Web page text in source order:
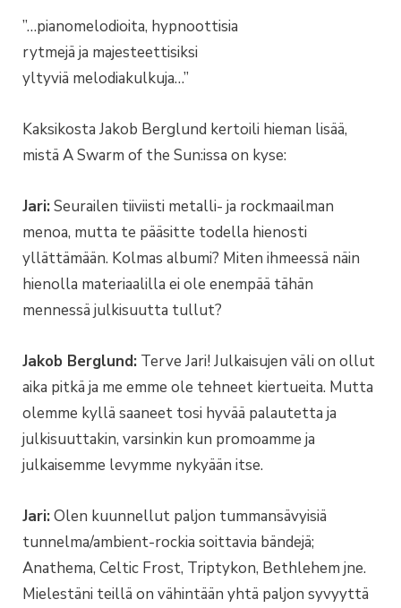
”…pianomelodioita, hypnoottisia
rytmejä ja majesteettisiksi
yltyviä melodiakulkuja…”
Kaksikosta Jakob Berglund kertoili hieman lisää,
mistä A Swarm of the Sun:issa on kyse:
Jari:Seurailen tiiviisti metalli- ja rockmaailman
menoa, mutta te pääsitte todella hienosti
yllättämään. Kolmas albumi? Miten ihmeessä näin
hienolla materiaalilla ei ole enempää tähän
mennessä julkisuutta tullut?
Jakob Berglund: Terve Jari! Julkaisujen väli on ollut
aika pitkä ja me emme ole tehneet kiertueita. Mutta
olemme kyllä saaneet tosi hyvää palautetta ja
julkisuuttakin, varsinkin kun promoamme ja
julkaisemme levymme nykyään itse.
Jari:Olen kuunnellut paljon tummansävyisiä
tunnelma/ambient-rockia soittavia bändejä;
Anathema, Celtic Frost, Triptykon, Bethlehem jne.
Mielestäni teillä on vähintään yhtä paljon syvyyttä